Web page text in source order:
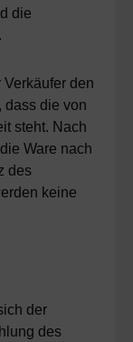
die
den
dass die von
steht. Nach
Ware nach
des
keine
der
des